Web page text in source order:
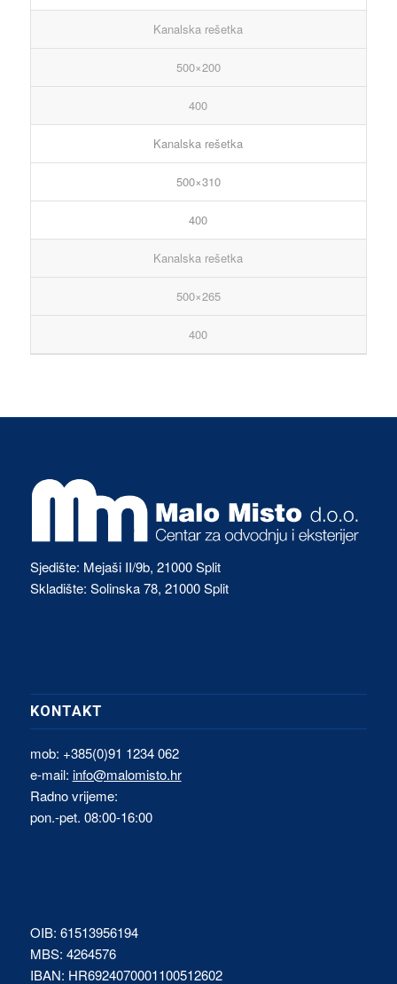
Kanalska rešetka
500×200
400
Kanalska rešetka
500×310
400
Kanalska rešetka
500×265
400
Sjedište: Mejaši II/9b, 21000 Split
Skladište: Solinska 78, 21000 Split
KONTAKT
mob: +385(0)91 1234 062
e-mail: info@malomisto.hr
Radno vrijeme:
pon.-pet. 08:00-16:00
OIB: 61513956194
MBS: 4264576
IBAN: HR6924070001100512602